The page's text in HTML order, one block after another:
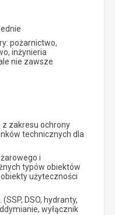
pożarnictwo,
inżynieria
nie zawsze
zakresu ochrony
technicznych dla
i
typów obiektów
użyteczności
DSO, hydranty,
wyłącznik